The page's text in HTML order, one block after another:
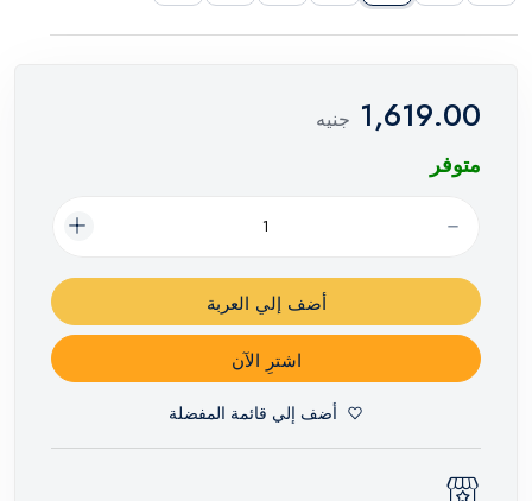
1,619.00 جنيه
متوفر
أضف إلي العربة
اشترِ الآن
أضف إلي قائمة المفضلة